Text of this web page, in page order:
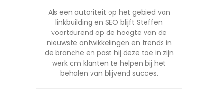
Als een autoriteit op het gebied van
linkbuilding en SEO blijft Steffen
voortdurend op de hoogte van de
nieuwste ontwikkelingen en trends in
de branche en past hij deze toe in zijn
werk om klanten te helpen bij het
behalen van blijvend succes.